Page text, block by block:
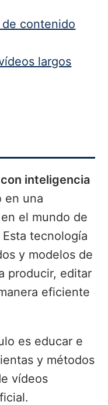
contenido
largos
inteligencia
en una
el mundo de
tecnología
y modelos de
producir, editar
eficiente
es educar e
y métodos
vídeos